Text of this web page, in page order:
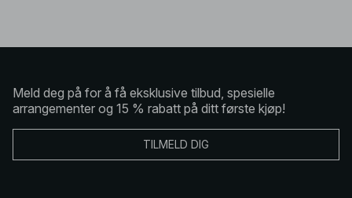
Meld deg på for å få eksklusive tilbud, spesielle
arrangementer og 15 % rabatt på ditt første kjøp!
TILMELD DIG